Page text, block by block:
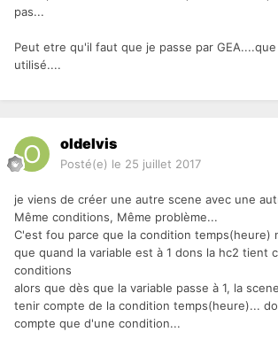
pas...
Peut etre qu'il faut que je passe par GEA....que
utilisé....
oldelvis
Posté(e) le 25 juillet 2017
je viens de créer une autre scene avec une
Même conditions, Même problème...
C'est fou parce que la condition temps(heure)
que quand la variable est à 1 dons la hc2 tient
conditions
alors que dès que la variable passe à 1, la
tenir compte de la condition temps(heure)...
compte que d'une condition...